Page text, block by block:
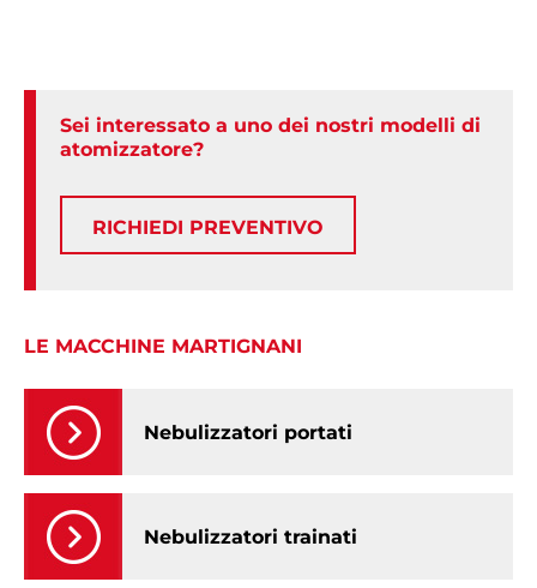
Sei interessato a uno dei nostri modelli di
atomizzatore?
RICHIEDI PREVENTIVO
LE MACCHINE MARTIGNANI
Nebulizzatori portati
Nebulizzatori trainati